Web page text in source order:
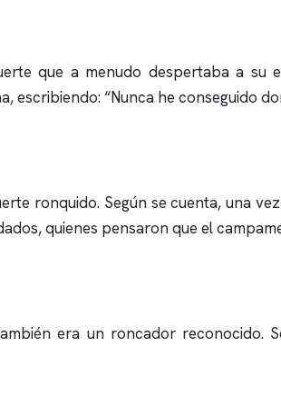
que a menudo despertaba a su
escribiendo: “Nunca he conseguido
ronquido. Según se cuenta, una
quienes pensaron que el
era un roncador reconocido.